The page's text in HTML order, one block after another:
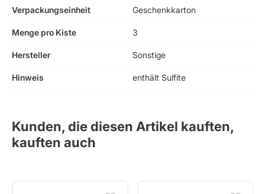
Verpackungseinheit Geschenkkarton
Menge pro Kiste 3
Hersteller Sonstige
Hinweis enthält Sulfite
Kunden, die diesen Artikel kauften,
kauften auch